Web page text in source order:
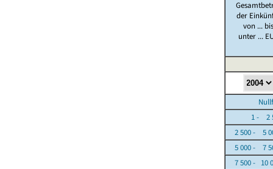
der
von ...
unter ...
1 - 2
2 500 - 5
5 000 - 7
7 500 - 10